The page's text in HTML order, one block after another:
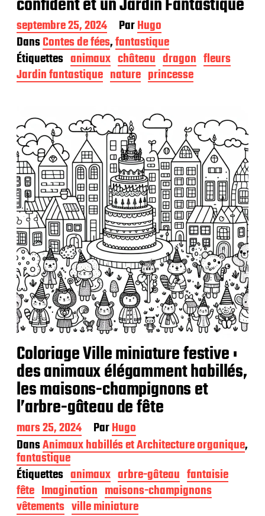
D
a
t
e
d
e
b
l
i
c
a
t
i
o
n
septembre 25, 2024 ParHugo
DansContes de fées,fantastique
Étiquettes animaux château dragon fleurs
Jardin fantastique nature princesse
Coloriage Ville miniature festive :
des animaux élégamment habillés,
les maisons-champignons et
l’arbre-gâteau de fête
D
a
t
e
d
e
p
u
mars 25, 2024 ParHugo
DansAnimaux habillés et Architecture organique,
fantastique
Étiquettes animaux arbre-gâteau fantaisie
fête Imagination maisons-champignons
vêtements ville miniature